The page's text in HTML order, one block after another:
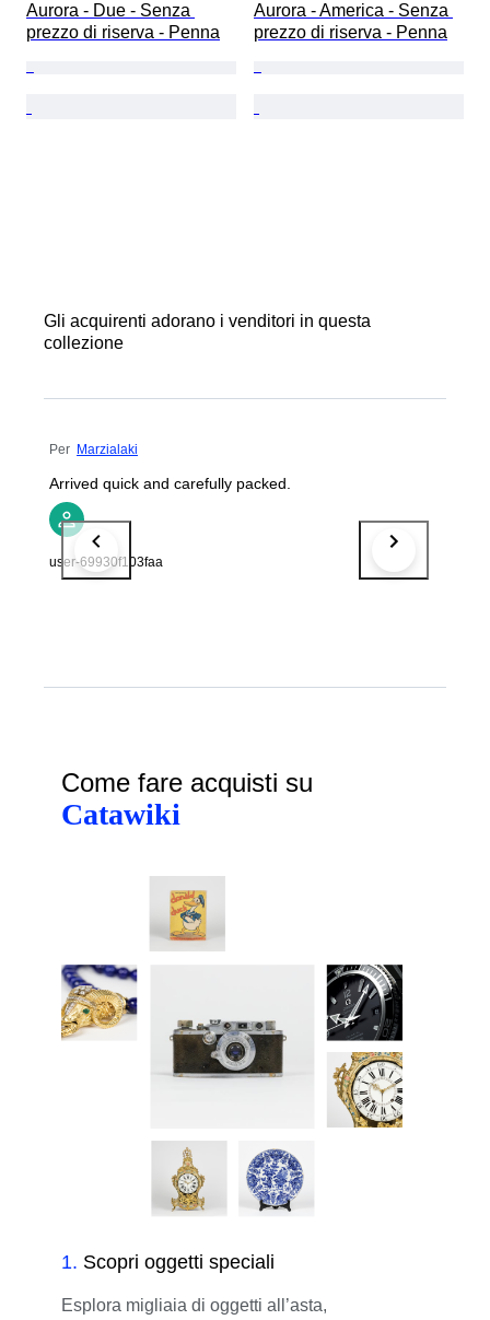
Aurora - Due - Senza
prezzo di riserva - Penna
Aurora - America - Senza
prezzo di riserva - Penna
Gli acquirenti adorano i venditori in questa
collezione
Per Marzialaki
Arrived quick and carefully packed.
user-69930f103faa
Come fare acquisti su
Catawiki
1. Scopri oggetti speciali
Esplora migliaia di oggetti all’asta,